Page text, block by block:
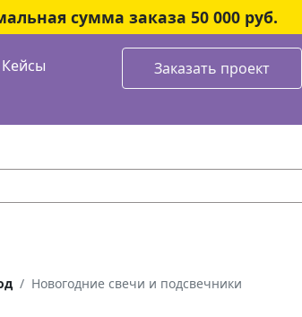
сумма заказа 50 000 руб.
Кейсы Заказать проект
Новогодние свечи и подсвечники